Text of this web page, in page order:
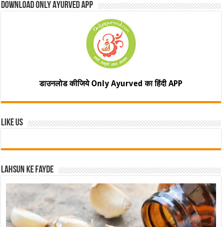
Download Only Ayurved App
डाउनलोड कीजिये Only Ayurved का हिंदी APP
Like Us
Lahsun ke fayde